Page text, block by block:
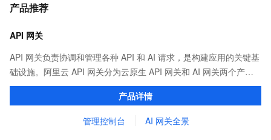
产品推荐
API 网关
API 网关负责协调和管理各种 API 和 AI 请求，是构建应用的关键基
础设施。阿里云 API 网关分为云原生 API 网关和 AI 网关两个产
品。
产品详情
管理控制台 AI 网关全景